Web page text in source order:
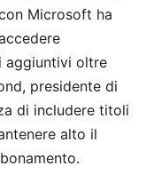
Microsoft ha
aggiuntivi oltre
presidente di
di includere titoli
alto il